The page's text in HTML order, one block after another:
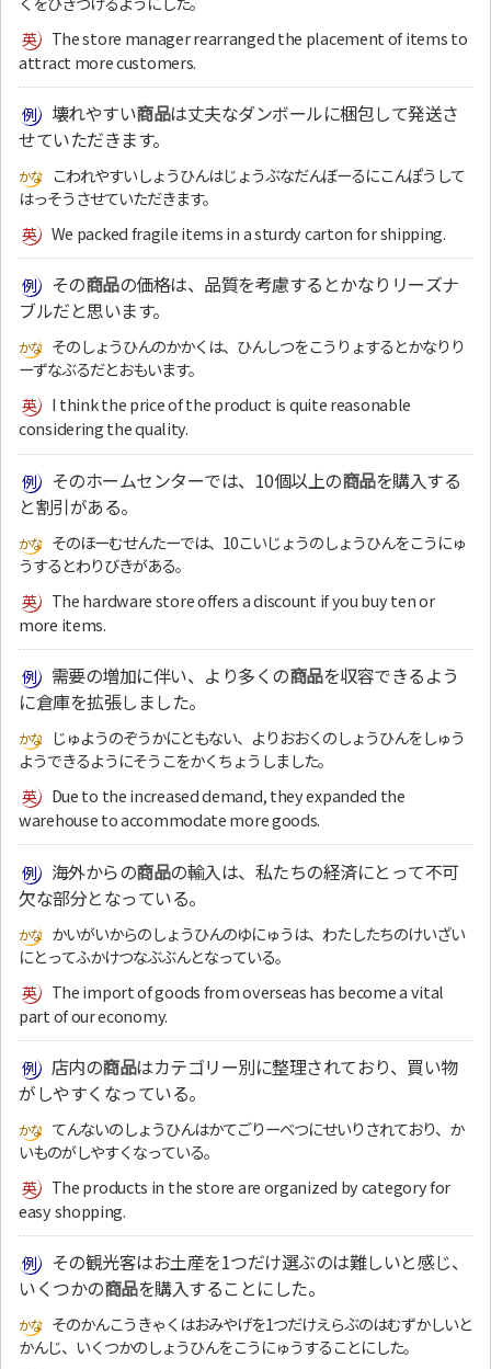
The store manager rearranged the placement of items to
attract more customers.
壊れやすい商品は丈夫なダンボールに梱包して発送さ
せていただきます。
こわれやすいしょうひんはじょうぶなだんぼーるにこんぽうして
はっそうさせていただきます。
We packed fragile items in a sturdy carton for shipping.
その商品の価格は、品質を考慮するとかなりリーズナ
ブルだと思います。
そのしょうひんのかかくは、ひんしつをこうりょするとかなりり
ーずなぶるだとおもいます。
I think the price of the product is quite reasonable
considering the quality.
そのホームセンターでは、10個以上の商品を購入する
と割引がある。
そのほーむせんたーでは、10こいじょうのしょうひんをこうにゅ
うするとわりびきがある。
The hardware store offers a discount if you buy ten or
more items.
需要の増加に伴い、より多くの商品を収容できるよう
に倉庫を拡張しました。
じゅようのぞうかにともない、よりおおくのしょうひんをしゅう
ようできるようにそうこをかくちょうしました。
Due to the increased demand, they expanded the
warehouse to accommodate more goods.
海外からの商品の輸入は、私たちの経済にとって不可
欠な部分となっている。
かいがいからのしょうひんのゆにゅうは、わたしたちのけいざい
にとってふかけつなぶぶんとなっている。
The import of goods from overseas has become a vital
part of our economy.
店内の商品はカテゴリー別に整理されており、買い物
がしやすくなっている。
てんないのしょうひんはかてごりーべつにせいりされており、か
いものがしやすくなっている。
The products in the store are organized by category for
easy shopping.
その観光客はお土産を1つだけ選ぶのは難しいと感じ、
いくつかの商品を購入することにした。
そのかんこうきゃくはおみやげを1つだけえらぶのはむずかしいと
かんじ、いくつかのしょうひんをこうにゅうすることにした。